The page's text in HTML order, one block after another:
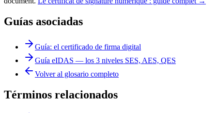
Guías asociadas
Guía: el certificado de firma digital
Guía eIDAS — los 3 niveles SES, AES, QES
Volver al glosario completo
Términos relacionados